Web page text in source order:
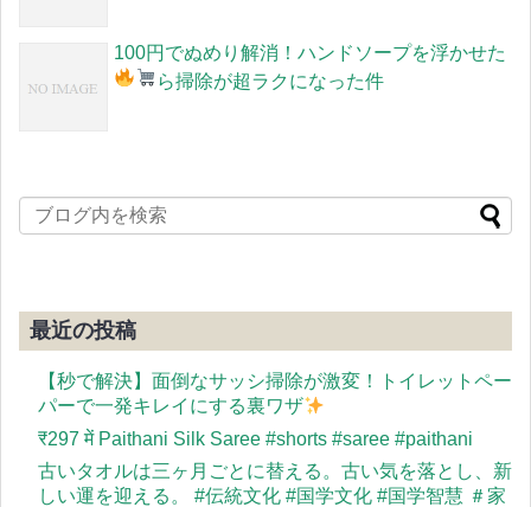
100円でぬめり解消！ハンドソープを浮かせた
ら掃除が超ラクになった件
最近の投稿
【秒で解決】面倒なサッシ掃除が激変！トイレットペー
パーで一発キレイにする裏ワザ
​₹297 में Paithani Silk Saree #shorts #saree #paithani
古いタオルは三ヶ月ごとに替える。古い気を落とし、新
しい運を迎える。 #伝統文化 #国学文化 #国学智慧 ＃家